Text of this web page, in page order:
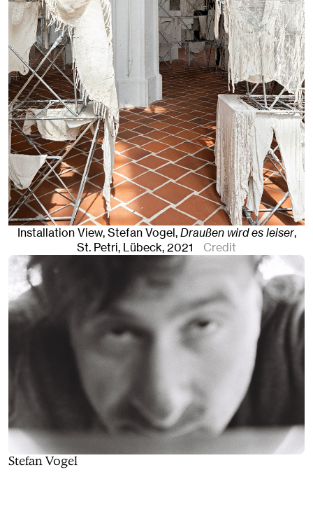
Installation View, Stefan Vogel,Draußen wird es leiser,
St. Petri, Lübeck, 2021 Credit
Stefan Vogel